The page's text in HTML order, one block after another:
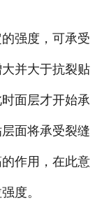
强度，可承受
并大于抗裂贴
面层才开始承
面将承受裂缝
作用，在此意
度。